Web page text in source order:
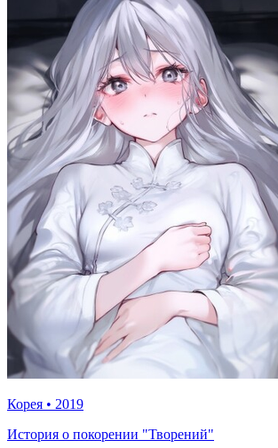
Корея • 2019
История о покорении "Творений"